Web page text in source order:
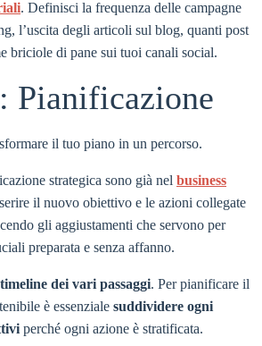
. Definisci la frequenza delle campagne
l’uscita degli articoli sul blog, quanti post
briciole di pane sui tuoi canali social.
Pianificazione
il tuo piano in un percorso.
strategica sono già nel business
il nuovo obiettivo e le azioni collegate
gli aggiustamenti che servono per
preparata e senza affanno.
dei vari passaggi. Per pianificare il
è essenziale suddividere ogni
perché ogni azione è stratificata.